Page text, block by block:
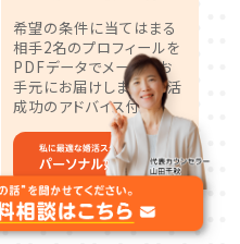
希望の条件に当てはまる
相手2名のプロフィールを
PDFデータでメールでお
手元にお届けします！婚活
成功のアドバイス付き。